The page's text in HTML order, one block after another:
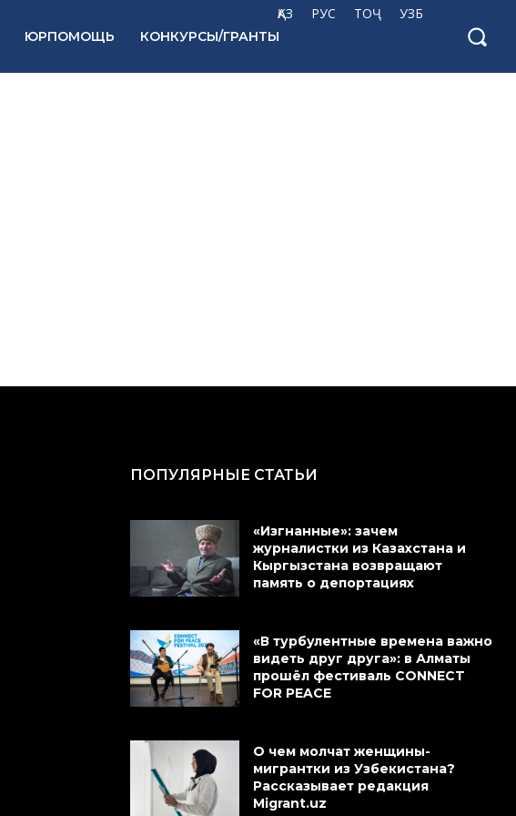
ҚАЗ РУС ТОҶ УЗБ
ЮРПОМОЩЬ КОНКУРСЫ/ГРАНТЫ
ПОПУЛЯРНЫЕ СТАТЬИ
«Изгнанные»: зачем
журналистки из Казахстана и
Кыргызстана возвращают
память о депортациях
«В турбулентные времена важно
видеть друг друга»: в Алматы
прошёл фестиваль CONNECT
FOR PEACE
О чем молчат женщины-
мигрантки из Узбекистана?
Рассказывает редакция
Migrant.uz